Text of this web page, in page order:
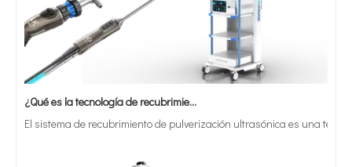
¿Qué es la tecnología de recubrimiento por pulverización ultrasónica de endoscopio semiconductor?
El sistema de recubrimiento de pulverización ultrasónica es una